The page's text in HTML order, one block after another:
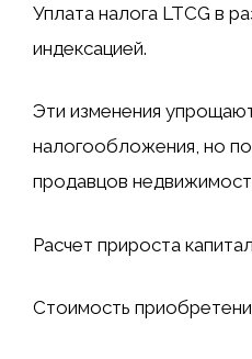
Уплата налога LTCG в
индексацией.
Эти изменения
налогообложения, но
продавцов
Расчет прироста
Стоимость